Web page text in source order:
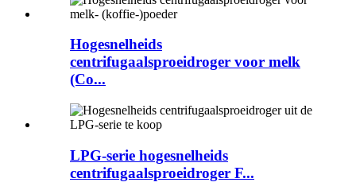
Hogesnelheids
centrifugaalsproeidroger voor melk
(Co...
LPG-serie hogesnelheids
centrifugaalsproeidroger F...